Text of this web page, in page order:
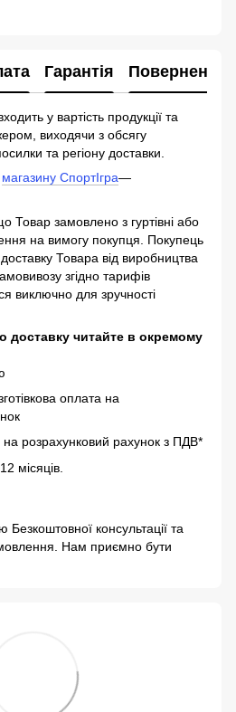
Гарантія Повернення
у вартість продукції та
виходячи з обсягу
та регіону доставки.
магазину СпортІгра—
Товар замовлено з гуртівні або
на вимогу покупця. Покупець
Товара від виробництва
згідно тарифів
виключно для зручності
доставку читайте в окремому
оплата на
на розрахунковий рахунок з ПДВ*
12 місяців.
консультації та
Нам приємно бути